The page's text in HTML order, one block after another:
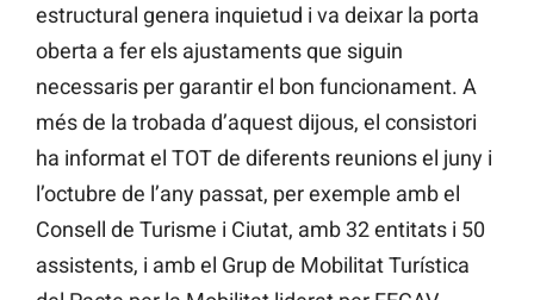
estructural genera inquietud i va deixar la porta
oberta a fer els ajustaments que siguin
necessaris per garantir el bon funcionament. A
més de la trobada d’aquest dijous, el consistori
ha informat el TOT de diferents reunions el juny i
l’octubre de l’any passat, per exemple amb el
Consell de Turisme i Ciutat, amb 32 entitats i 50
assistents, i amb el Grup de Mobilitat Turística